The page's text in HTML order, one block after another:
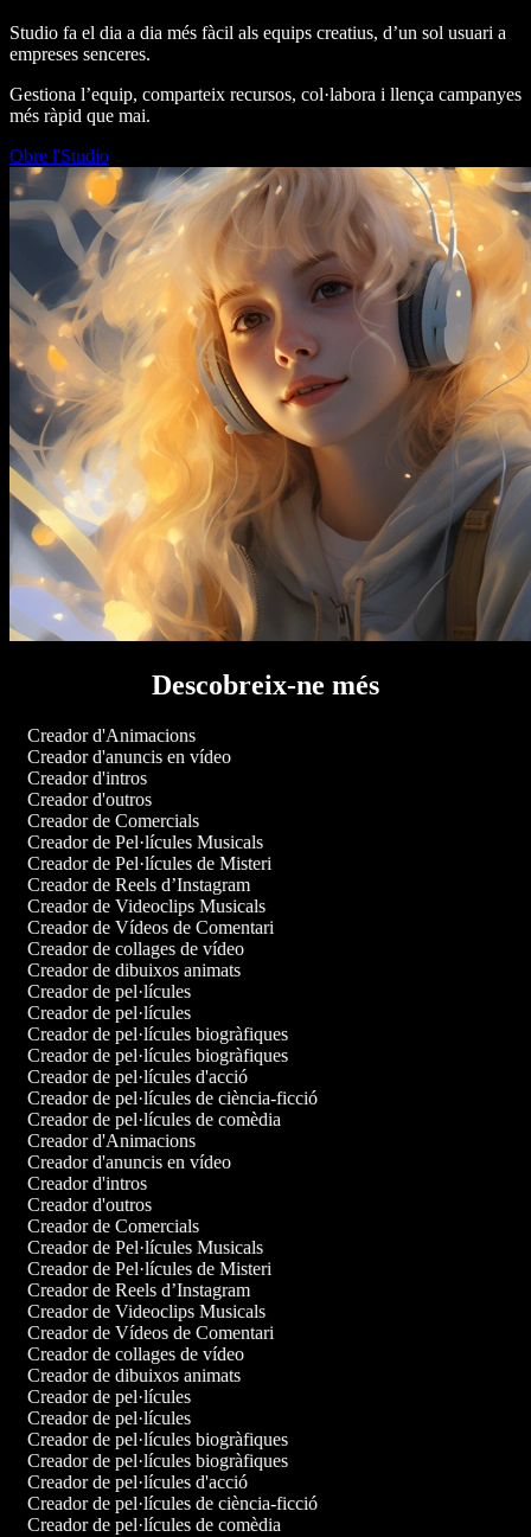
Studio fa el dia a dia més fàcil als equips creatius, d’un sol usuari a
empreses senceres.
Gestiona l’equip, comparteix recursos, col·labora i llença campanyes
més ràpid que mai.
Obre l'Studio
Descobreix-ne més
Creador d'Animacions
Creador d'anuncis en vídeo
Creador d'intros
Creador d'outros
Creador de Comercials
Creador de Pel·lícules Musicals
Creador de Pel·lícules de Misteri
Creador de Reels d’Instagram
Creador de Videoclips Musicals
Creador de Vídeos de Comentari
Creador de collages de vídeo
Creador de dibuixos animats
Creador de pel·lícules
Creador de pel·lícules
Creador de pel·lícules biogràfiques
Creador de pel·lícules biogràfiques
Creador de pel·lícules d'acció
Creador de pel·lícules de ciència-ficció
Creador de pel·lícules de comèdia
Creador d'Animacions
Creador d'anuncis en vídeo
Creador d'intros
Creador d'outros
Creador de Comercials
Creador de Pel·lícules Musicals
Creador de Pel·lícules de Misteri
Creador de Reels d’Instagram
Creador de Videoclips Musicals
Creador de Vídeos de Comentari
Creador de collages de vídeo
Creador de dibuixos animats
Creador de pel·lícules
Creador de pel·lícules
Creador de pel·lícules biogràfiques
Creador de pel·lícules biogràfiques
Creador de pel·lícules d'acció
Creador de pel·lícules de ciència-ficció
Creador de pel·lícules de comèdia